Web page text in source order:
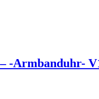
-Armbanduhr-